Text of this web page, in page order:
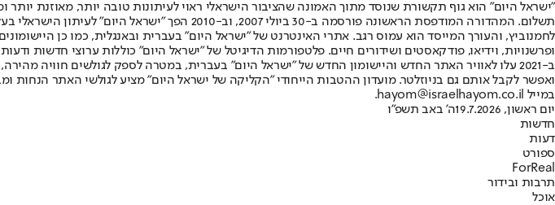
"ישראל היום" הוא גוף תקשורת שנוסד מתוך האמונה שהציבור הישראלי ראוי לעיתונות טובה יותר, מאוזנת יותר
תשלום. המהדורה המודפסת הראשונה פורסמה ב-30 ביולי
ופרשנויות, וידיאו, פודקאסטים ושידורים חיים. פלטפורמות הדיגיטל של "ישראל היום" כוללות ערוצי חדשות
ב-2021 עלו לאוויר האתר החדש והיישומון החדש של "ישראל היום" בעברית, במטרה לספק לגולשים חוויה
ואפשר לקבל אותם גם בניוזלטר. מועדון ההטבות הייחודי "הקליקה של ישראל היום" מציע לגולשי האתר הנחות
במייל hayom@israelhayom.co.il.
יום ראשון, 19.7.2026
ה' באב תשפ"ו
חדשות
דעות
ספורט
ForReal
תרבות ובידור
אוכל